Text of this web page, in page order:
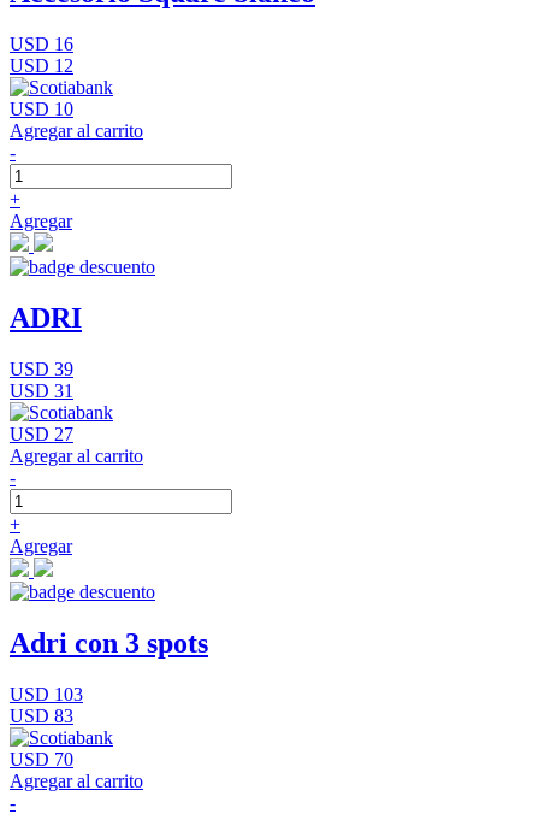
USD 16
USD 12
USD 10
Agregar al carrito
-
+
Agregar
ADRI
USD 39
USD 31
USD 27
Agregar al carrito
-
+
Agregar
Adri con 3 spots
USD 103
USD 83
USD 70
Agregar al carrito
-